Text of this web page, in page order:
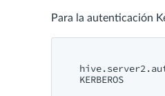
Para la autenticación
KERBEROS